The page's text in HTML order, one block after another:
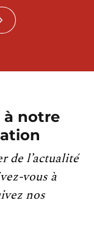
à notre
de l’actualité
vous à
nos